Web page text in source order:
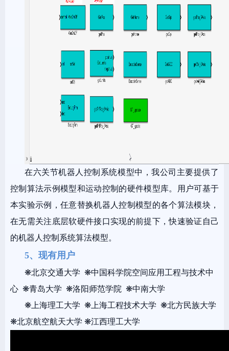
在六关节机器人控制系统模型中，我公司主要提供了
控制算法示例模型和运动控制的硬件模型库。用户可基于
本实验示例，任意替换机器人控制模型的各个算法模块，
在无需关注底层软硬件接口实现的前提下，快速验证自己
的机器人控制系统算法模型。
5、现有用户
❋北京交通大学 ❋中国科学院空间应用工程与技术中
心 ❋青岛大学 ❋洛阳师范学院 ❋中南大学
❋上海理工大学 ❋上海工程技术大学 ❋北方民族大学
❋北京航空航天大学 ❋江西理工大学